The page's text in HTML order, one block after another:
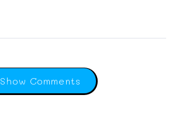
Show Comments